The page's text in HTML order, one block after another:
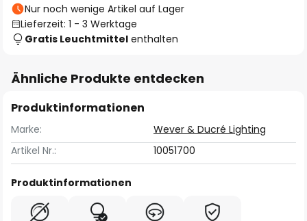
Nur noch wenige Artikel auf Lager
Lieferzeit: 1 - 3 Werktage
Gratis Leuchtmittel enthalten
Ähnliche Produkte entdecken
Produktinformationen
Marke:
Wever & Ducré Lighting
Artikel Nr.:
10051700
Produktinformationen